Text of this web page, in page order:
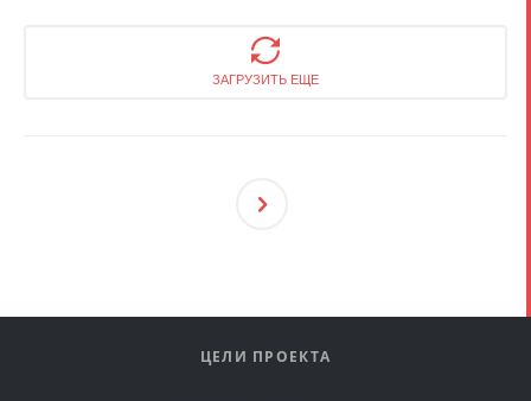
ЗАГРУЗИТЬ ЕЩЕ
Ующ
ЦЕЛИ ПРОЕКТА